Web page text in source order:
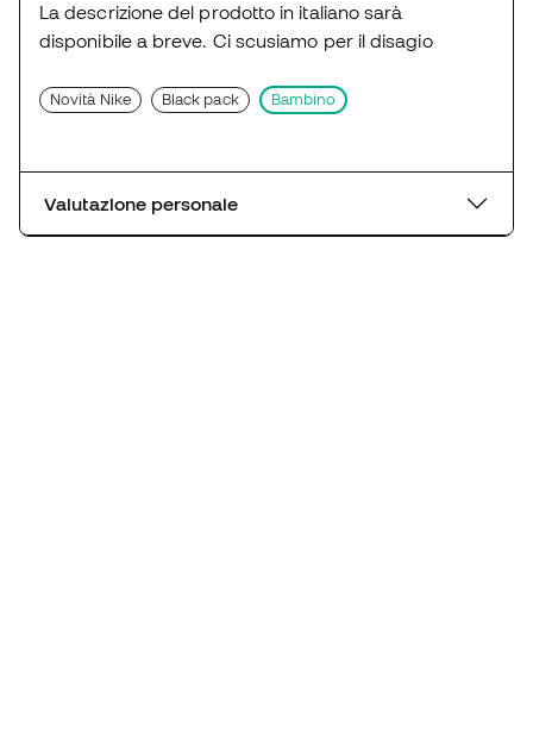
La descrizione del prodotto in italiano sarà
disponibile a breve. Ci scusiamo per il disagio
Novità Nike Black pack Bambino
Valutazione personale